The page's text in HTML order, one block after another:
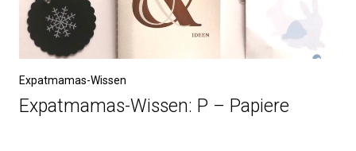
Expatmamas-Wissen
Expatmamas-Wissen: P – Papiere